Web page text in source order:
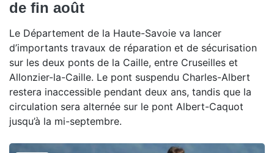
de fin août
Le Département de la Haute-Savoie va lancer
d’importants travaux de réparation et de sécurisation
sur les deux ponts de la Caille, entre Cruseilles et
Allonzier-la-Caille. Le pont suspendu Charles-Albert
restera inaccessible pendant deux ans, tandis que la
circulation sera alternée sur le pont Albert-Caquot
jusqu’à la mi-septembre.